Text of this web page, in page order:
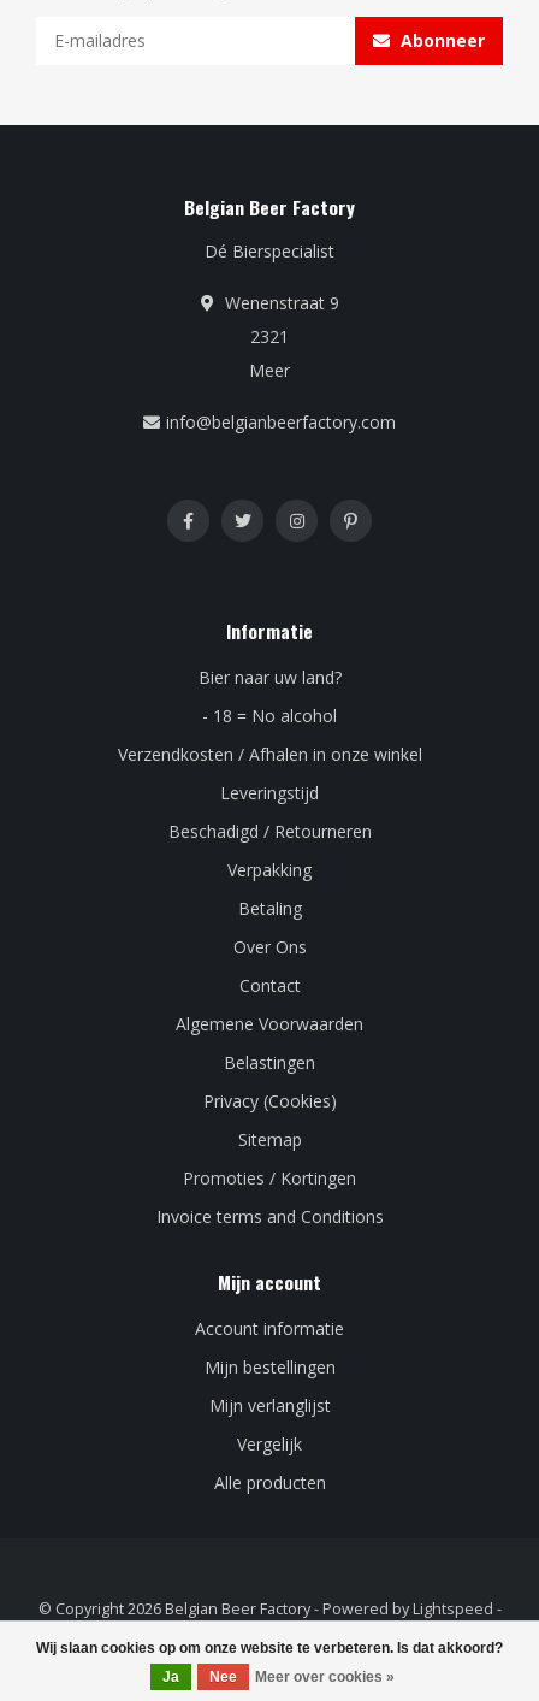
Wij slaan cookies op om onze website te verbeteren. Is dat akkoord?
Ja
Nee Meer over cookies »
Abonneer
Belgian Beer Factory
Dé Bierspecialist
Wenenstraat 9
2321
Meer
info@belgianbeerfactory.com
Informatie
Bier naar uw land?
- 18 = No alcohol
Verzendkosten / Afhalen in onze winkel
Leveringstijd
Beschadigd / Retourneren
Verpakking
Betaling
Over Ons
Contact
Algemene Voorwaarden
Belastingen
Privacy (Cookies)
Sitemap
Promoties / Kortingen
Invoice terms and Conditions
Mijn account
Account informatie
Mijn bestellingen
Mijn verlanglijst
Vergelijk
Alle producten
© Copyright 2026 Belgian Beer Factory - Powered by Lightspeed -
Lightspeed designbyDyvelopment